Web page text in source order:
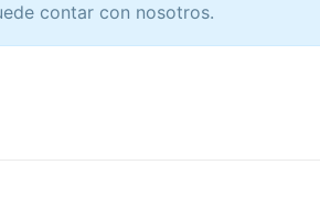
contar con nosotros.